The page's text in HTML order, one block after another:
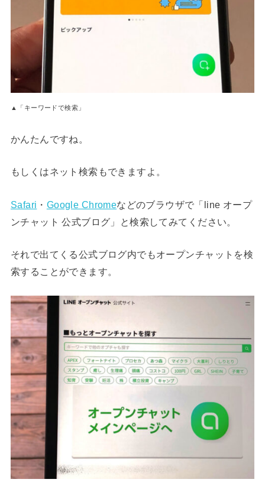
▲「キーワードで検索」
かんたんですね。
もしくはネット検索もできますよ。
Safari ・ Google Chromeなどのブラウザで「line オープ
ンチャット 公式ブログ」と検索してみてください。
それで出てくる公式ブログ内でもオープンチャットを検
索することができます。